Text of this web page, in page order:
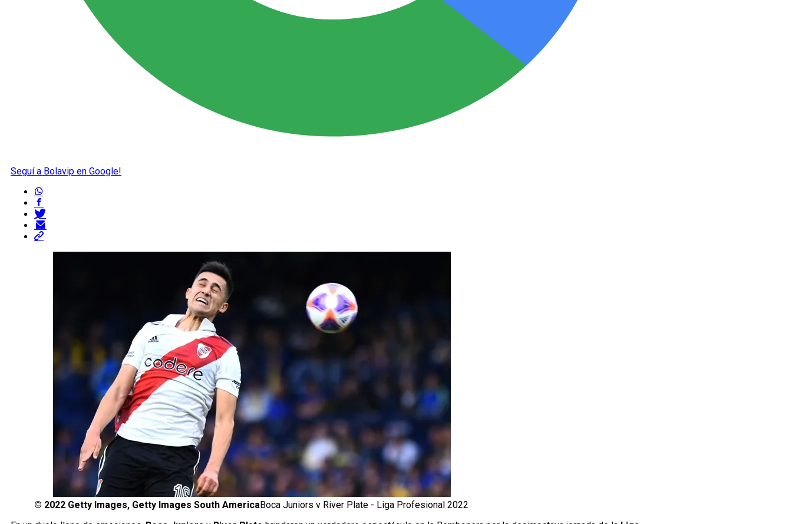
Seguí a Bolavip en Google!
© 2022 Getty Images, Getty Images South AmericaBoca Juniors v River Plate - Liga Profesional 2022